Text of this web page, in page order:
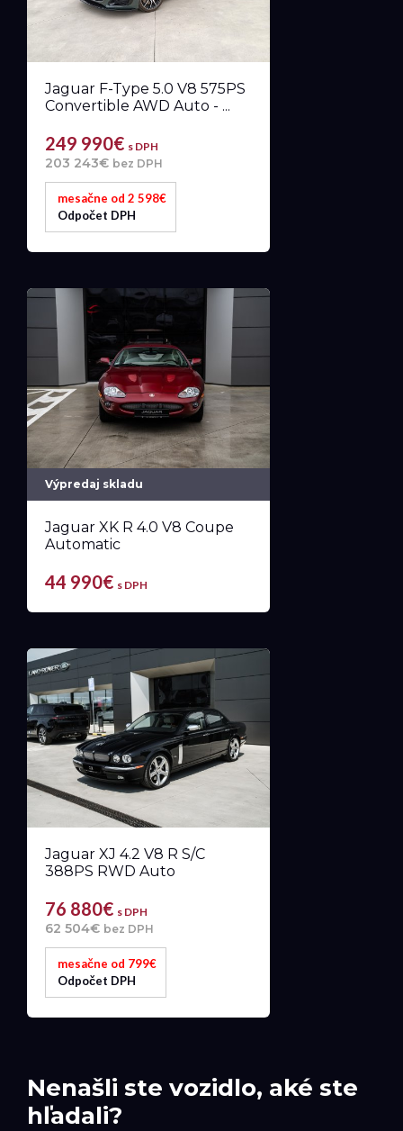
Jaguar F-Type 5.0 V8 575PS
Convertible AWD Auto - ...
249 990€ s DPH
203 243€ bez DPH
mesačne od 2 598€
Odpočet DPH
Výpredaj skladu
Jaguar XK R 4.0 V8 Coupe
Automatic
44 990€ s DPH
Jaguar XJ 4.2 V8 R S/C
388PS RWD Auto
76 880€ s DPH
62 504€ bez DPH
mesačne od 799€
Odpočet DPH
Nenašli ste vozidlo, aké ste
hľadali?